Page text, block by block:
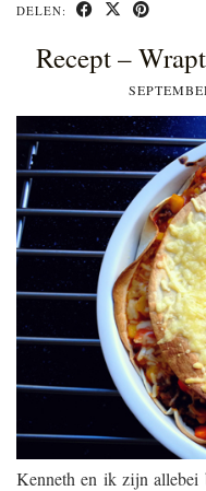
DELEN:
Recept –
Kenneth en ik zijn allebei